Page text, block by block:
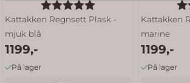
Karakter: 5.0 av 5 mulige
Kattakken Regnsett Plask -
mjuk blå
1199,-
På lager
Kattakken
marine
1199,-
På lager